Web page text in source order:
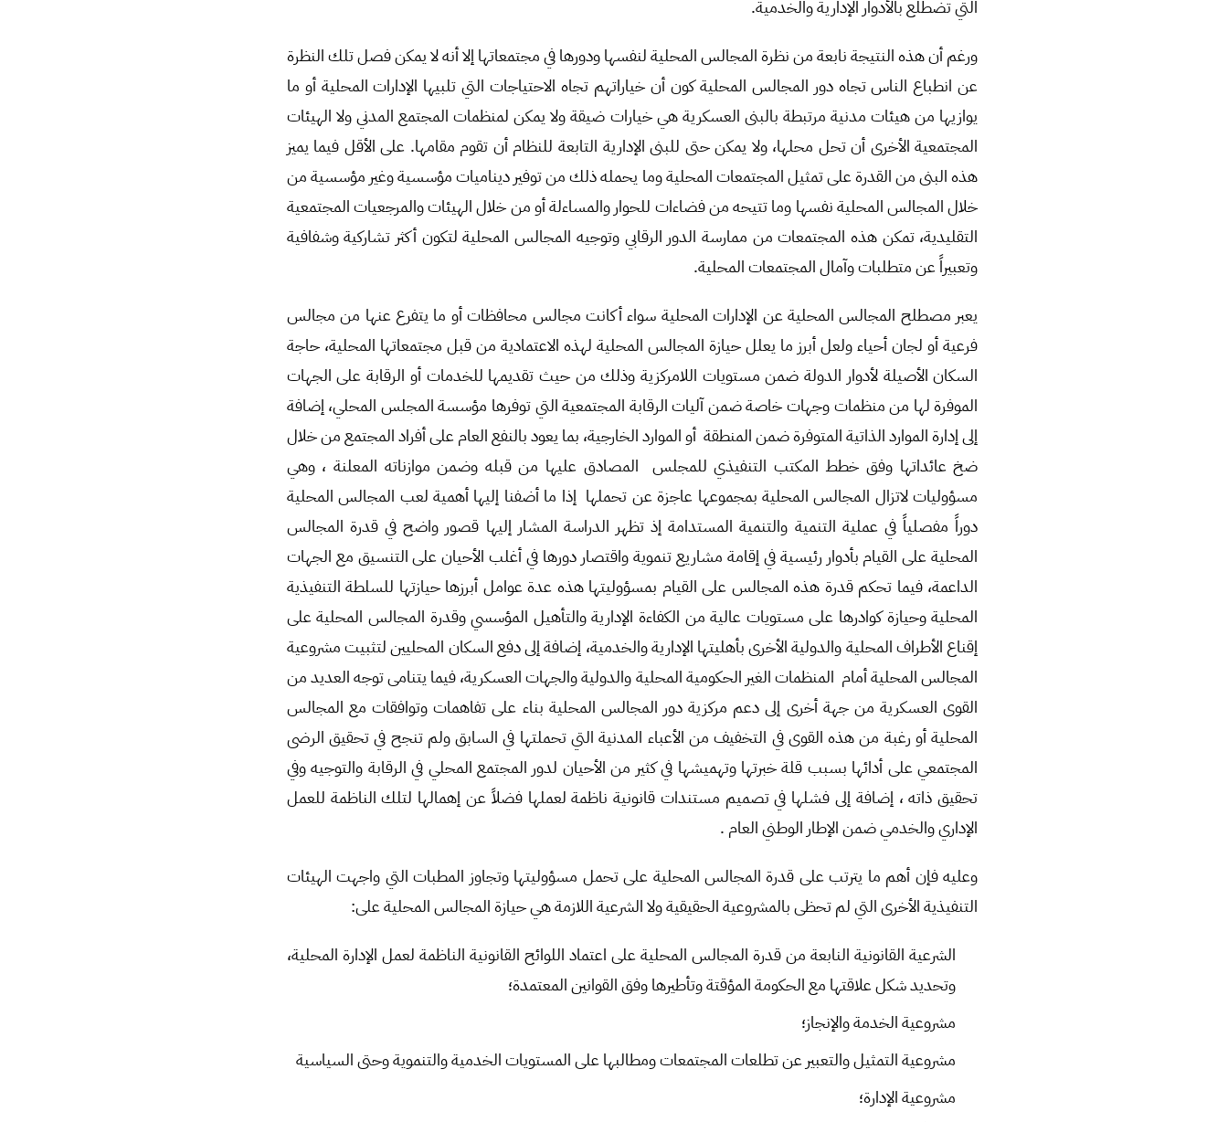
التي تضطلع بالأدوار الإدارية والخدمية.
ورغم أن هذه النتيجة نابعة من نظرة المجالس المحلية لنفسها ودورها في مجتمعاتها إلا أنه لا يمكن فصل تلك النظرة
عن انطباع الناس تجاه دور المجالس المحلية كون أن خياراتهم تجاه الاحتياجات التي تلبيها الإدارات المحلية أو ما
يوازيها من هيئات مدنية مرتبطة بالبنى العسكرية هي خيارات ضيقة ولا يمكن لمنظمات المجتمع المدني ولا الهيئات
المجتمعية الأخرى أن تحل محلها، ولا يمكن حتى للبنى الإدارية التابعة للنظام أن تقوم مقامها. على الأقل فيما يميز
هذه البنى من القدرة على تمثيل المجتمعات المحلية وما يحمله ذلك من توفير ديناميات مؤسسية وغير مؤسسية من
خلال المجالس المحلية نفسها وما تتيحه من فضاءات للحوار والمساءلة أو من خلال الهيئات والمرجعيات المجتمعية
التقليدية، تمكن هذه المجتمعات من ممارسة الدور الرقابي وتوجيه المجالس المحلية لتكون أكثر تشاركية وشفافية
وتعبيراً عن متطلبات وآمال المجتمعات المحلية.
يعبر مصطلح المجالس المحلية عن الإدارات المحلية سواء أكانت مجالس محافظات أو ما يتفرع عنها من مجالس
فرعية أو لجان أحياء ولعل أبرز ما يعلل حيازة المجالس المحلية لهذه الاعتمادية من قبل مجتمعاتها المحلية، حاجة
السكان الأصيلة لأدوار الدولة ضمن مستويات اللامركزية وذلك من حيث تقديمها للخدمات أو الرقابة على الجهات
الموفرة لها من منظمات وجهات خاصة ضمن آليات الرقابة المجتمعية التي توفرها مؤسسة المجلس المحلي، إضافة
إلى إدارة الموارد الذاتية المتوفرة ضمن المنطقة أو الموارد الخارجية، بما يعود بالنفع العام على أفراد المجتمع من خلال
ضخ عائداتها وفق خطط المكتب التنفيذي للمجلس المصادق عليها من قبله وضمن موازناته المعلنة ، وهي
مسؤوليات لاتزال المجالس المحلية بمجموعها عاجزة عن تحملها إذا ما أضفنا إليها أهمية لعب المجالس المحلية
دوراً مفصلياً في عملية التنمية والتنمية المستدامة إذ تظهر الدراسة المشار إليها قصور واضح في قدرة المجالس
المحلية على القيام بأدوار رئيسية في إقامة مشاريع تنموية واقتصار دورها في أغلب الأحيان على التنسيق مع الجهات
الداعمة، فيما تحكم قدرة هذه المجالس على القيام بمسؤوليتها هذه عدة عوامل أبرزها حيازتها للسلطة التنفيذية
المحلية وحيازة كوادرها على مستويات عالية من الكفاءة الإدارية والتأهيل المؤسسي وقدرة المجالس المحلية على
إقناع الأطراف المحلية والدولية الأخرى بأهليتها الإدارية والخدمية، إضافة إلى دفع السكان المحليين لتثبيت مشروعية
المجالس المحلية أمام المنظمات الغير الحكومية المحلية والدولية والجهات العسكرية، فيما يتنامى توجه العديد من
القوى العسكرية من جهة أخرى إلى دعم مركزية دور المجالس المحلية بناء على تفاهمات وتوافقات مع المجالس
المحلية أو رغبة من هذه القوى في التخفيف من الأعباء المدنية التي تحملتها في السابق ولم تنجح في تحقيق الرضى
المجتمعي على أدائها بسبب قلة خبرتها وتهميشها في كثير من الأحيان لدور المجتمع المحلي في الرقابة والتوجيه وفي
تحقيق ذاته ، إضافة إلى فشلها في تصميم مستندات قانونية ناظمة لعملها فضلاً عن إهمالها لتلك الناظمة للعمل
الإداري والخدمي ضمن الإطار الوطني العام .
وعليه فإن أهم ما يترتب على قدرة المجالس المحلية على تحمل مسؤوليتها وتجاوز المطبات التي واجهت الهيئات
التنفيذية الأخرى التي لم تحظى بالمشروعية الحقيقية ولا الشرعية اللازمة هي حيازة المجالس المحلية على:
الشرعية القانونية النابعة من قدرة المجالس المحلية على اعتماد اللوائح القانونية الناظمة لعمل الإدارة المحلية،
وتحديد شكل علاقتها مع الحكومة المؤقتة وتأطيرها وفق القوانين المعتمدة؛
مشروعية الخدمة والإنجاز؛
مشروعية التمثيل والتعبير عن تطلعات المجتمعات ومطالبها على المستويات الخدمية والتنموية وحتى السياسية
مشروعية الإدارة؛